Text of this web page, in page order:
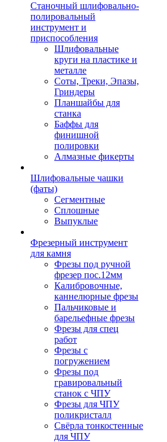
Станочный шлифовально-
полировальный
инструмент и
приспособления
Шлифовальные
круги на пластике и
металле
Соты, Треки, Эпазы,
Гриндеры
Планшайбы для
станка
Баффы для
финишной
полировки
Алмазные фикерты
Шлифовальные чашки
(фаты)
Сегментные
Сплошные
Выпуклые
Фрезерный инструмент
для камня
Фрезы под ручной
фрезер пос.12мм
Калибровочные,
каннелюрные фрезы
Пальчиковые и
барельефные фрезы
Фрезы для спец
работ
Фрезы с
погружением
Фрезы под
гравировальный
станок с ЧПУ
Фрезы для ЧПУ
поликристалл
Свёрла тонкостенные
для ЧПУ